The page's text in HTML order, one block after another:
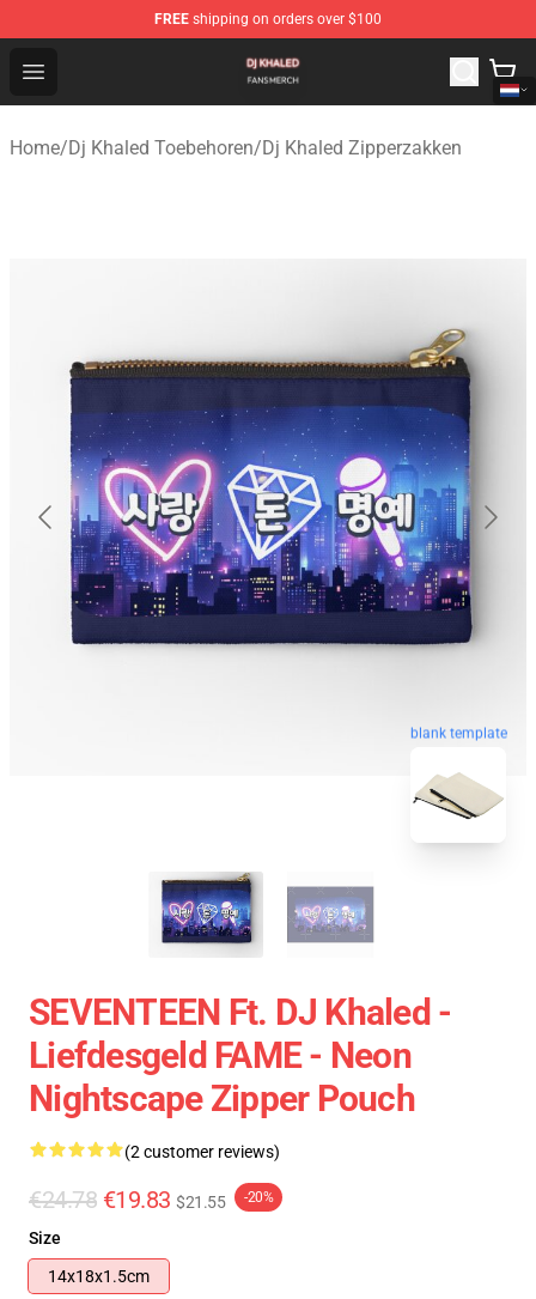
FREE shipping on orders over $100
Open menu
Dj Khaled Shop - Official Dj Khaled Merchandise Store
Home/Dj Khaled Toebehoren/Dj Khaled Zipperzakken
blank template
SEVENTEEN Ft. DJ Khaled -
Liefdesgeld FAME - Neon
Nightscape Zipper Pouch
(2 customer reviews)
€24.78 €19.83 $21.55 -20%
Size
14x18x1.5cm